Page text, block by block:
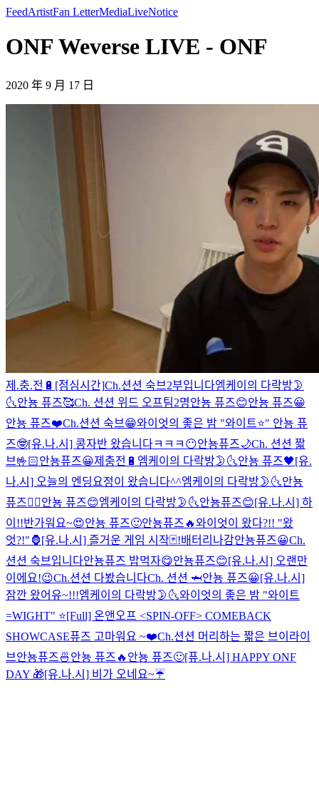
FeedArtistFan LetterMediaLiveNotice
ONF Weverse LIVE - ONF
2020 年 9 月 17 日
제.충.전🔋[점심시간]Ch.션션 숙브2부입니다엠케이의 다락방🌛
🌜안뇽 퓨즈🥰Ch. 션션 위드 오프팀2명안뇽 퓨즈😊안뇽 퓨즈😀
안뇽 퓨즈❤️Ch.션션 숙브😁와이엇의 좋은 밤 "와이트⭐️" 안뇽 퓨
즈🤓[유.나.시] 콩자반 왔습니다ㅋㅋㅋ😶안뇽퓨즈🌙Ch. 션션 짧
브🤟🏻안뇽퓨즈😀제충전🔋 엠케이의 다락방🌛🌜안뇽 퓨즈🖤[유.
나.시] 오늘의 엔딩요정이 왔습니다^^엠케이의 다락방🌛🌜안뇽
퓨즈👍🏻안뇽 퓨즈😊엠케이의 다락방🌛🌜안뇽퓨즈😊[유.나.시] 하
이!!반가워요~😍안뇽 퓨즈🙂안뇽퓨즈🔥와이엇이 왔다?!! "왔
엇?!"🦍[유.나.시] 즐거운 게임 시작🃏!배터리나감안뇽퓨즈😀Ch.
션션 숙브입니다안뇽퓨즈 밥먹자😋안뇽퓨즈😊[유.나.시] 오랜만
이에요!😉Ch.션션 다봤습니다Ch. 션션 🦈안뇽 퓨즈😀[유.나.시]
잠깐 왔어유~!!!엠케이의 다락방🌛🌜와이엇의 좋은 밤 "와이트
=WIGHT" ⭐️[Full] 온앤오프 <SPIN-OFF> COMEBACK
SHOWCASE퓨즈 고마워요 ~❤️Ch.션션 머리하는 짧은 브이라이
브안뇽퓨즈🍜 안뇽 퓨즈🔥 안뇽 퓨즈🙂[퓨.나.시] HAPPY ONF
DAY 🎁[유.나.시] 비가 오네요~☔️